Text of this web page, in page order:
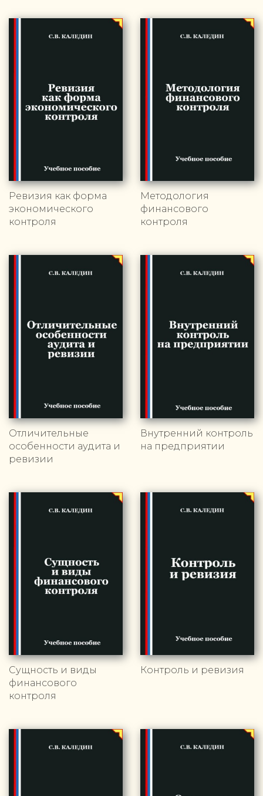
Ревизия как форма
экономического
контроля
Методология
финансового
контроля
Отличительные
особенности аудита и
ревизии
Внутренний контроль
на предприятии
Сущность и виды
финансового
контроля
Контроль и ревизия